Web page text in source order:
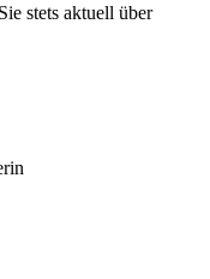
stets aktuell über